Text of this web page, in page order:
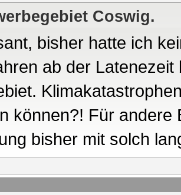
Coswig.
bisher hatte ich
ab der
können?! Für andere
bisher mit solch